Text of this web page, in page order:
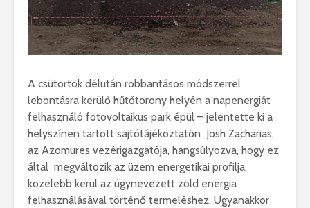
A csütörtök délután robbantásos módszerrel
lebontásra kerülő hűtőtorony helyén a napenergiát
felhasználó fotovoltaikus park épül – jelentette ki a
helyszínen tartott sajtótájékoztatón Josh Zacharias,
az Azomures vezérigazgatója, hangsúlyozva, hogy ez
által megváltozik az üzem energetikai profilja,
közelebb kerül az úgynevezett zöld energia
felhasználásával történő termeléshez. Ugyanakkor